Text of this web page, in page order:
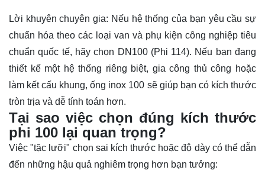
Lời khuyên chuyên gia: Nếu hệ thống của bạn yêu cầu sự
chuẩn hóa theo các loại van và phụ kiện công nghiệp tiêu
chuẩn quốc tế, hãy chọn DN100 (Phi 114). Nếu bạn đang
thiết kế một hệ thống riêng biệt, gia công thủ công hoặc
làm kết cấu khung, ống inox 100 sẽ giúp bạn có kích thước
tròn trịa và dễ tính toán hơn.
Tại sao việc chọn đúng kích thước
phi 100 lại quan trọng?
Việc "tặc lưỡi" chọn sai kích thước hoặc độ dày có thể dẫn
đến những hậu quả nghiêm trọng hơn bạn tưởng: